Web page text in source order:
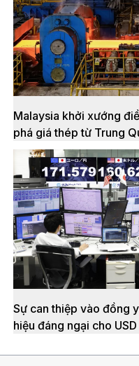
Malaysia khởi xướng
phá giá thép từ Trung
Sự can thiệp vào đồng
hiệu đáng ngại cho USD